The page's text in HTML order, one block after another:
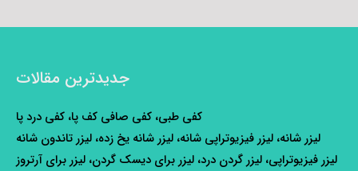
جدیدترین مقالات
کفی طبی، کفی صافی کف پا، کفی درد پا
لیزر شانه، لیزر فیزیوتراپی شانه، لیزر شانه یخ زده، لیزر تاندون شانه
لیزر فیزیوتراپی، لیزر گردن درد، لیزر برای دیسک گردن، لیزر برای آرتروز